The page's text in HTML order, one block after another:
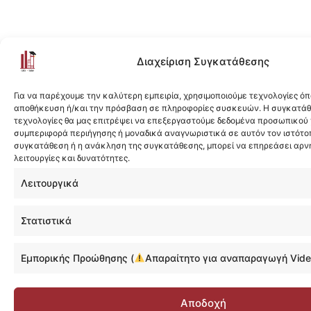
Διαχείριση Συγκατάθεσης
Για να παρέχουμε την καλύτερη εμπειρία, χρησιμοποιούμε τεχνολογίες
αποθήκευση ή/και την πρόσβαση σε πληροφορίες συσκευών. Η
τεχνολογίες θα μας επιτρέψει να επεξεργαστούμε δεδομένα
συμπεριφορά περιήγησης ή μοναδικά αναγνωριστικά σε αυτόν τον
συγκατάθεση ή η ανάκληση της συγκατάθεσης, μπορεί να επηρεάσει
λειτουργίες και δυνατότητες.
Λειτουργικά
Στατιστικά
Εμπορικής Προώθησης ( Απαραίτητο για αναπαραγωγή
Αποδοχή